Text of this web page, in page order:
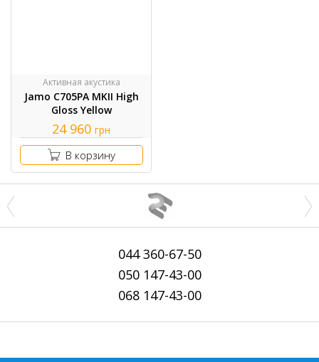
Активная акустика
Jamo C705PA MKII High
Gloss Yellow
24 960 грн
В корзину
044360-67-50
050147-43-00
068147-43-00